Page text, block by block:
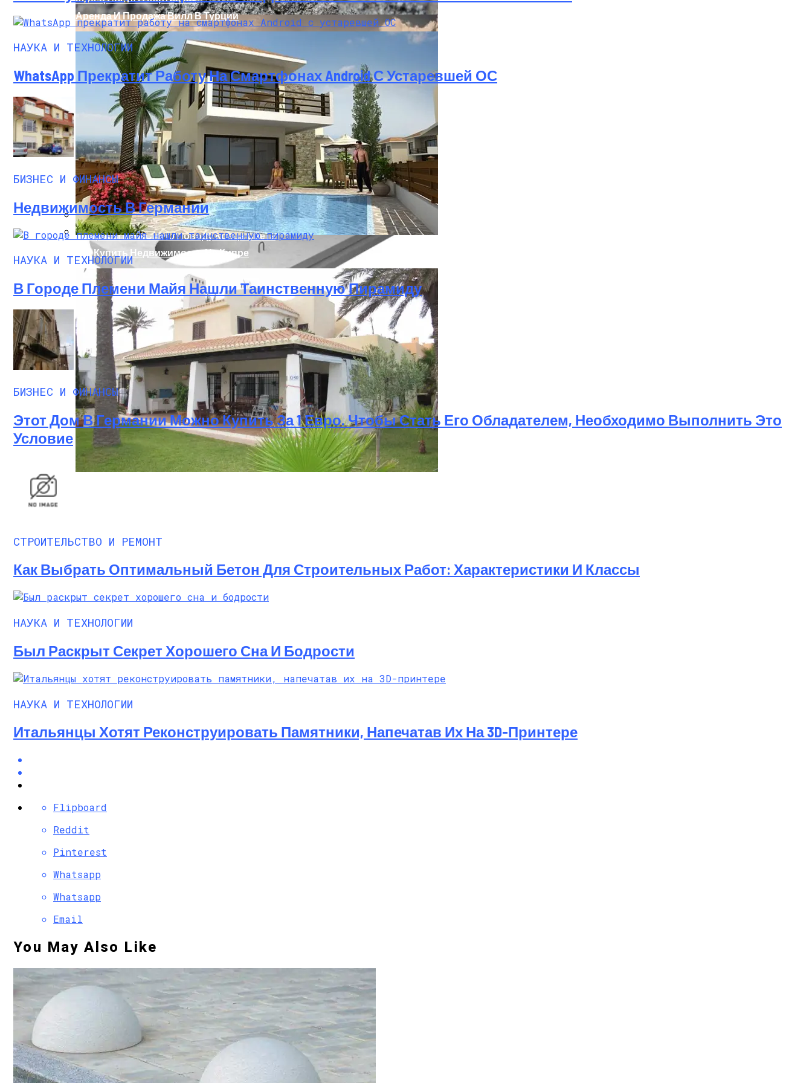
Из Чего Состоит Бетон?
Производство Плит Перекрытия ВП В Москве
Вопросы К НАСА По Поводу Конца Света
Аренда И Продажа Вилл В Турции
Как Купить Недвижимость На Кипре
НАУКА И ТЕХНОЛОГИИ
WhatsApp Прекратит Работу На Смартфонах Android С Устаревшей ОС
БИЗНЕС И ФИНАНСЫ
Недвижимость В Германии
НАУКА И ТЕХНОЛОГИИ
В Городе Племени Майя Нашли Таинственную Пирамиду
БИЗНЕС И ФИНАНСЫ
Этот Дом В Германии Можно Купить За 1 Евро. Чтобы Стать Его Обладателем, Необходимо Выполнить Это
Условие
СТРОИТЕЛЬСТВО И РЕМОНТ
Как Выбрать Оптимальный Бетон Для Строительных Работ: Характеристики И Классы
НАУКА И ТЕХНОЛОГИИ
Был Раскрыт Секрет Хорошего Сна И Бодрости
НАУКА И ТЕХНОЛОГИИ
Итальянцы Хотят Реконструировать Памятники, Напечатав Их На 3D-Принтере
Flipboard
Reddit
Pinterest
Whatsapp
Whatsapp
Email
You May Also Like